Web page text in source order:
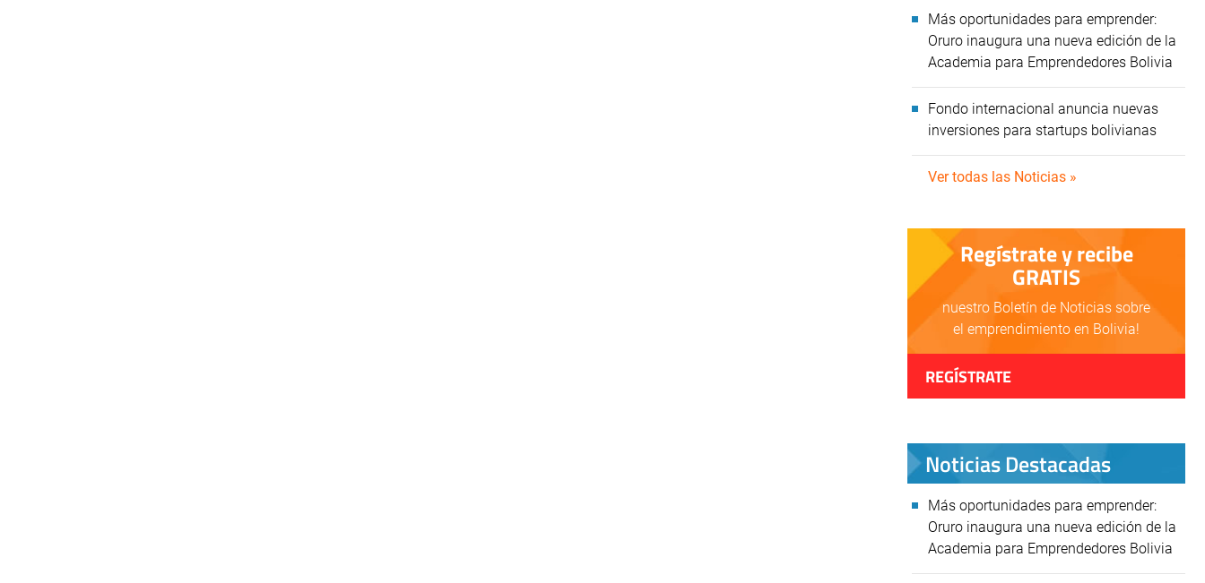
Más oportunidades para emprender:
Oruro inaugura una nueva edición de la
Academia para Emprendedores Bolivia
Fondo internacional anuncia nuevas
inversiones para startups bolivianas
Ver todas las Noticias »
Regístrate y recibe
GRATIS
nuestro Boletín de Noticias sobre
el emprendimiento en Bolivia!
REGÍSTRATE
Noticias Destacadas
Más oportunidades para emprender:
Oruro inaugura una nueva edición de la
Academia para Emprendedores Bolivia